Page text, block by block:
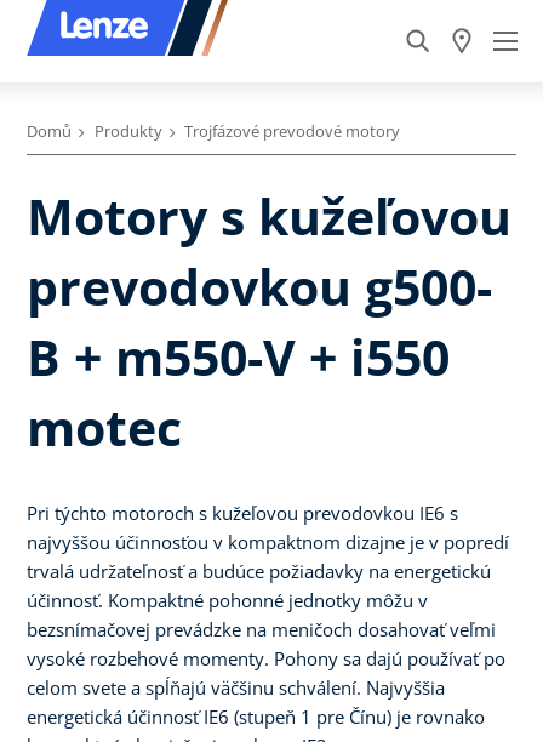
Domů Produkty Trojfázové prevodové motory
Motory s kužeľovou
prevodovkou g500-
B + m550-V + i550
motec
Pri týchto motoroch s kužeľovou prevodovkou IE6 s
najvyššou účinnosťou v kompaktnom dizajne je v popredí
trvalá udržateľnosť a budúce požiadavky na energetickú
účinnosť. Kompaktné pohonné jednotky môžu v
bezsnímačovej prevádzke na meničoch dosahovať veľmi
vysoké rozbehové momenty. Pohony sa dajú používať po
celom svete a spĺňajú väčšinu schválení. Najvyššia
energetická účinnosť IE6 (stupeň 1 pre Čínu) je rovnako